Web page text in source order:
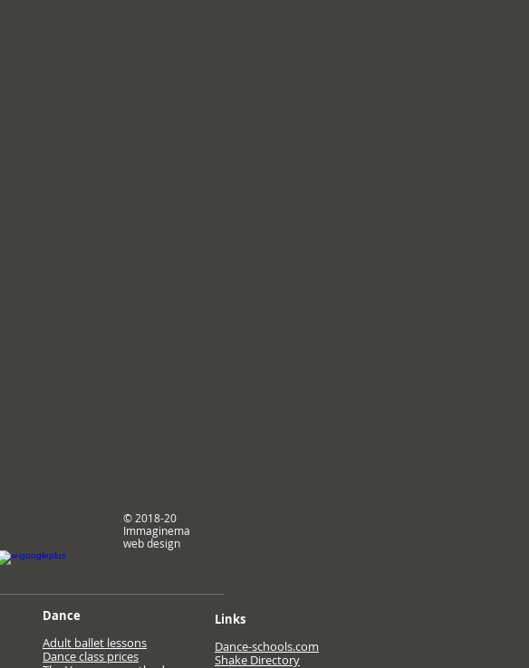
© 2018-20
Immaginema
web design
Dance
Adult ballet lessons
Dance class prices
Links
Dance-schools.com
Shake Directory